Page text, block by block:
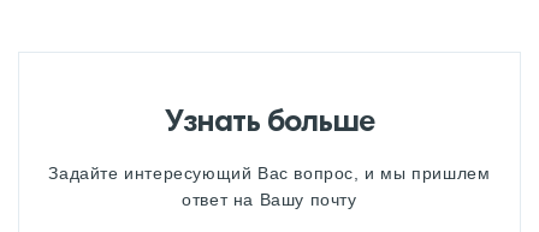
Узнать больше
Задайте интересующий Вас вопрос, и мы пришлем
ответ на Вашу почту